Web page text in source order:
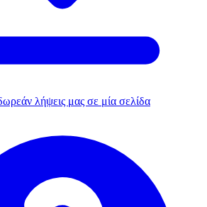
λήψεις μας σε μία σελίδα